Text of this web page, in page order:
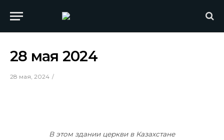
28 мая 2024
28 мая, 2024
В этом здании церкви в Казахстане